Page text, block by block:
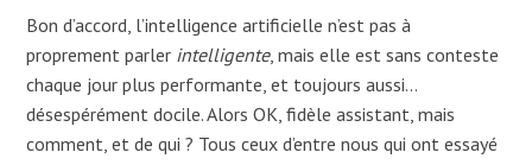
Bon d’accord, l’intelligence artificielle n’est pas à
proprement parler intelligente, mais elle est sans conteste
chaque jour plus performante, et toujours aussi…
désespérément docile. Alors OK, fidèle assistant, mais
comment, et de qui ? Tous ceux d’entre nous qui ont essayé